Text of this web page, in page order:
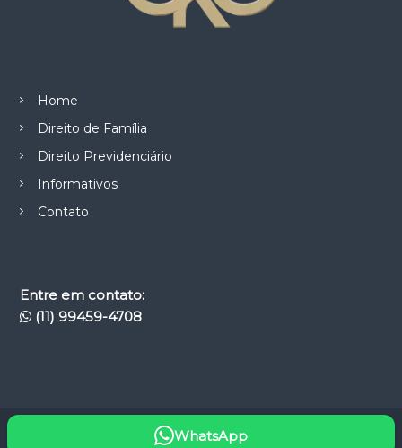
Home
Direito de Família
Direito Previdenciário
Informativos
Contato
Entre em contato:
(11) 99459-4708
Copyright © 2026Casimiro Ribeiro Garcia Advocacia
WhatsApp